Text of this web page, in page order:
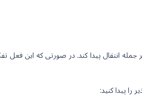
انتقال پیدا کند. در صورتی که این
پیدا کنید: